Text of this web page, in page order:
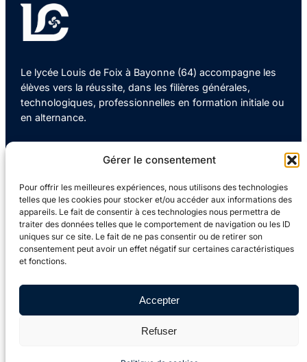
Gérer le consentement
Pour offrir les meilleures expériences, nous utilisons des technologies
telles que les cookies pour stocker et/ou accéder aux informations des
appareils. Le fait de consentir à ces technologies nous permettra de
traiter des données telles que le comportement de navigation ou les ID
uniques sur ce site. Le fait de ne pas consentir ou de retirer son
consentement peut avoir un effet négatif sur certaines caractéristiques
et fonctions.
Accepter
Refuser
Le lycée Louis de Foix à Bayonne (64) accompagne les
élèves vers la réussite, dans les filières générales,
technologiques, professionnelles en formation initiale ou
en alternance.
05 59 63 31 10
ce.0640011p@ac-bordeaux.fr
4 Av. Jean Rostand, 64100 BAYONNE
Mentions Légales